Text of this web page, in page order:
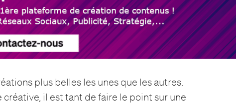
plus belles les unes que les autres.
il est tant de faire le point sur une